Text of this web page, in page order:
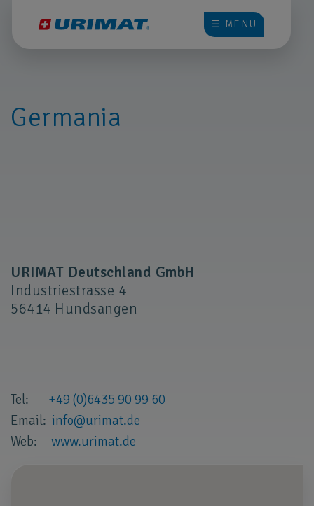
☰ MENU
Germania
URIMAT Deutschland GmbH
Industriestrasse 4
56414 Hundsangen
Tel: +49 (0)6435 90 99 60
Email: info@urimat.de
Web: www.urimat.de